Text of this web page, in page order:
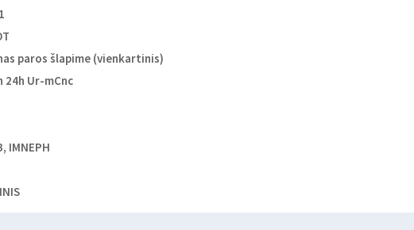
paros šlapime (vienkartinis)
24h Ur-mCnc
IMNEPH